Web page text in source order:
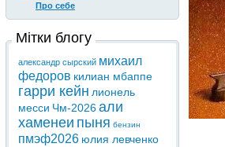
Про себе
Мітки блогу
александр сырский михаил
федоров килиан мбаппе
гарри кейн лионель
месси Чм-2026али
хаменеи пыня бензин
пмэф2026 юлия левченко